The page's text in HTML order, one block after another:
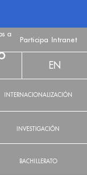
a
Participa Intranet
EN
INTERNACIONALIZACIÓN
INVESTIGACIÓN
BACHILLERATO